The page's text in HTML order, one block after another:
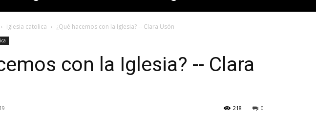
iglesia catolica ¿Qué hacemos con la Iglesia? -- Clara Usón
con la Iglesia? -- Clara
0
218